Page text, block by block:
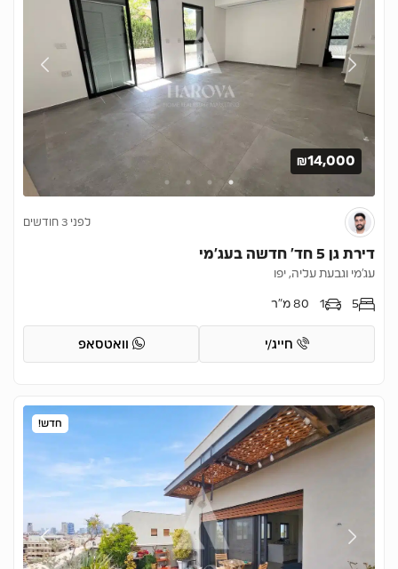
₪14,000
לפני 3 חודשים
דירת גן 5 חד’ חדשה בעג’מי
עג'מי וגבעת עליה, יפו
5
1 80 מ"ר
חייג/י וואטסאפ
חדש!